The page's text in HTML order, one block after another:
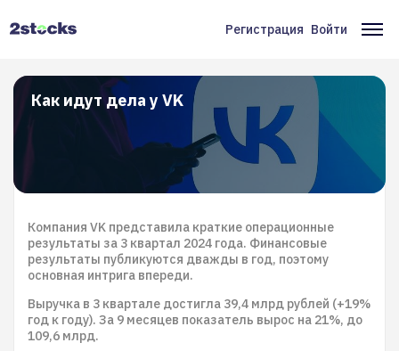
Меню
учётной
записи
пользователя
Регистрация Войти
Как идут дела у VK
Компания VK представила краткие операционные
результаты за 3 квартал 2024 года. Финансовые
результаты публикуются дважды в год, поэтому
основная интрига впереди.
Выручка в 3 квартале достигла 39,4 млрд рублей (+19%
год к году). За 9 месяцев показатель вырос на 21%, до
109,6 млрд.